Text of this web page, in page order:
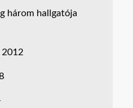
három hallgatója
2012